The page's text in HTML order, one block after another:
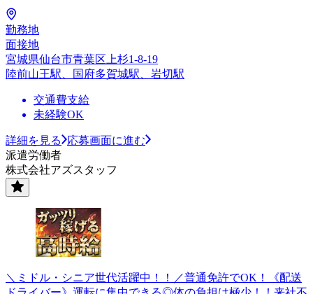
勤務地
面接地
宮城県仙台市青葉区上杉1-8-19
陸前山王駅、国府多賀城駅、岩切駅
交通費支給
未経験OK
詳細を見る
応募画面に進む
派遣労働者
株式会社アズスタッフ
＼ミドル・シニア世代活躍中！！／普通免許でOK！《配送